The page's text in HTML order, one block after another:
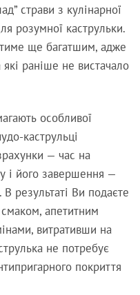
страви з кулінарної
розумної каструльки.
ще багатшим, адже
які раніше не вистачало
особливої
каструльці
— час на
і його завершення —
результаті Ви подаєте
апетитним
витративши на
не потребує
покриття